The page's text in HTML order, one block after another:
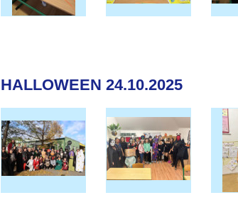
HALLOWEEN 24.10.2025